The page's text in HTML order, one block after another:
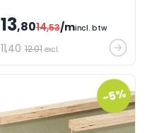
overbruggen. Andere
afmetingen zijn ook
beschikbaar.
13,8014,53/mincl. btw
11,40 12.01 excl.
-5%